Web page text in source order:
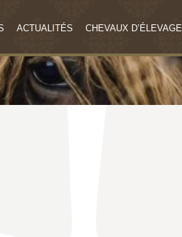
ACTUALITÉS CHEVAUX D’ÉLEVAGE